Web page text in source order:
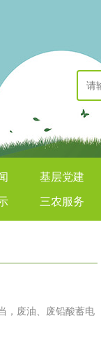
基层党建
三农服务
，废油、废铅酸蓄电